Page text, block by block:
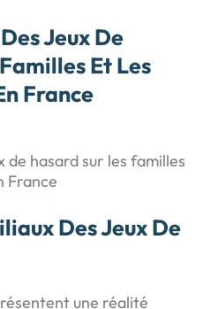
Jeux De
Et Les
France
de hasard sur les familles
France
Des Jeux De
une réalité